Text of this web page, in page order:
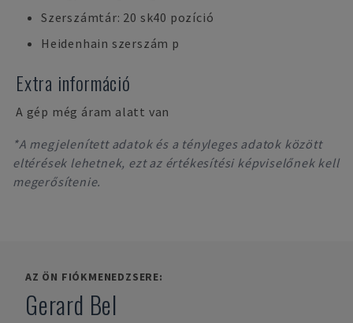
Szerszámtár: 20 sk40 pozíció
Heidenhain szerszám p
Extra információ
A gép még áram alatt van
*A megjelenített adatok és a tényleges adatok között
eltérések lehetnek, ezt az értékesítési képviselőnek kell
megerősítenie.
AZ ÖN FIÓKMENEDZSERE:
Gerard Bel